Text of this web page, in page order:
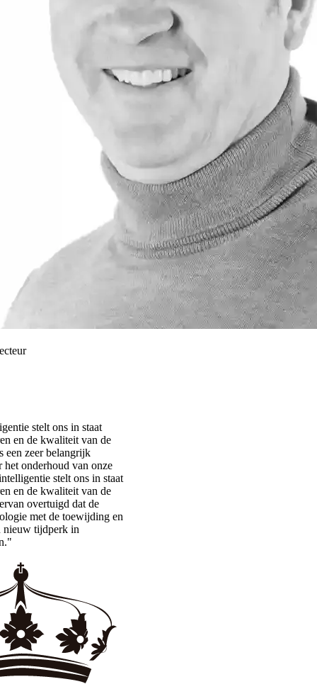
stelt ons in staat
en de kwaliteit van de
een zeer belangrijk
onderhoud van onze
stelt ons in staat
en de kwaliteit van de
overtuigd dat de
met de toewijding en
nieuw tijdperk in